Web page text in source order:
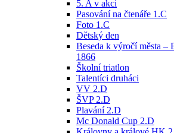
5. A v akci
Pasování na čtenáře 1.C
Foto 1.C
Dětský den
Beseda k výročí města –
1866
Školní triatlon
Talentíci druháci
VV 2.D
ŠVP 2.D
Plavání 2.D
Mc Donald Cup 2.D